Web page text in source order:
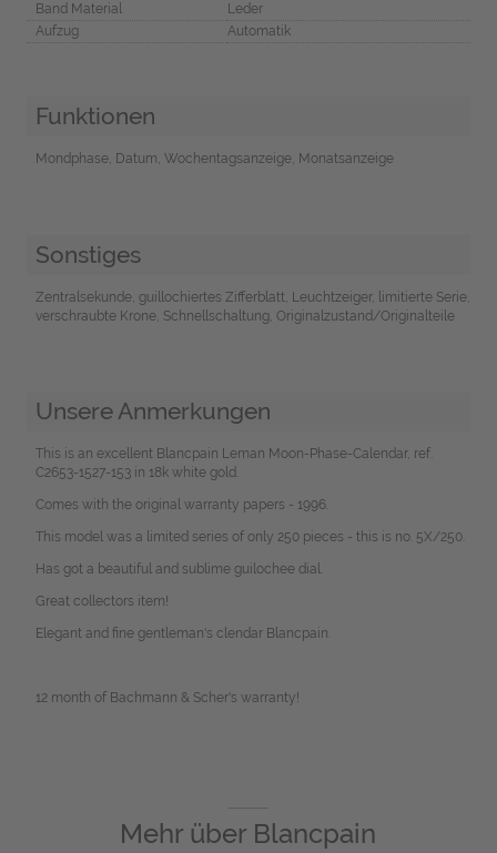
Band Material
Leder
Aufzug
Automatik
Funktionen
Mondphase, Datum, Wochentagsanzeige, Monatsanzeige
Sonstiges
Zentralsekunde, guillochiertes Zifferblatt, Leuchtzeiger, limitierte Serie,
verschraubte Krone, Schnellschaltung, Originalzustand/Originalteile
Unsere Anmerkungen
This is an excellent Blancpain Leman Moon-Phase-Calendar, ref.
C2653-1527-153 in 18k white gold.
Comes with the original warranty papers - 1996.
This model was a limited series of only 250 pieces - this is no. 5X/250.
Has got a beautiful and sublime guilochee dial.
Great collectors item!
Elegant and fine gentleman's clendar Blancpain.
12 month of Bachmann & Scher's warranty!
Mehr über Blancpain